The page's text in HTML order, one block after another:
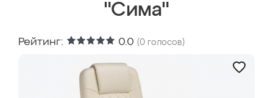
"Сима"
Рейтинг: 0.0 (0 голосов)